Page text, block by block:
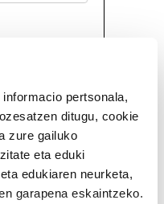
pertsonala,
ditugu, cookie
zure gailuko
eta eduki
edukiaren neurketa,
garapena eskaintzeko.